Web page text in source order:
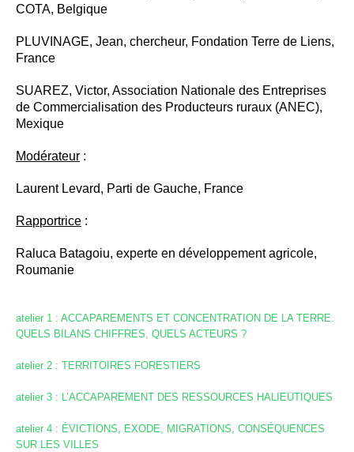
COTA, Belgique
PLUVINAGE, Jean, chercheur, Fondation Terre de Liens,
France
SUAREZ, Victor, Association Nationale des Entreprises
de Commercialisation des Producteurs ruraux (ANEC),
Mexique
Modérateur :
Laurent Levard, Parti de Gauche, France
Rapportrice :
Raluca Batagoiu, experte en développement agricole,
Roumanie
atelier 1 : ACCAPAREMENTS ET CONCENTRATION DE LA TERRE.
QUELS BILANS CHIFFRES, QUELS ACTEURS ?
atelier 2 : TERRITOIRES FORESTIERS
atelier 3 : L’ACCAPAREMENT DES RESSOURCES HALIEUTIQUES
atelier 4 : ÉVICTIONS, EXODE, MIGRATIONS, CONSÉQUENCES
SUR LES VILLES